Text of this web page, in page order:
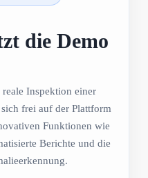
die Demo
reale Inspektion einer
frei auf der Plattform
Funktionen wie
Berichte und die